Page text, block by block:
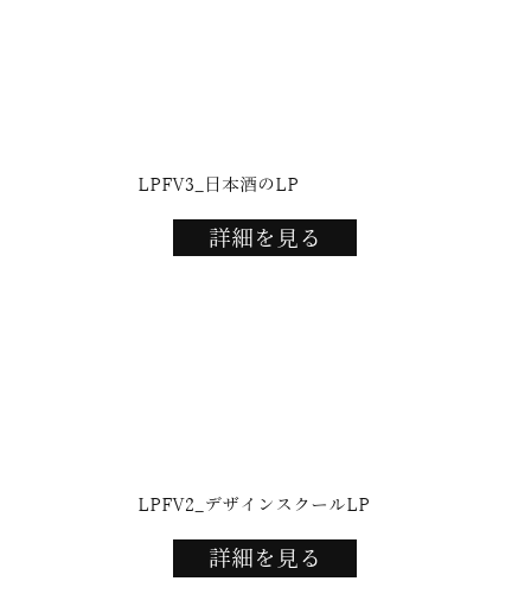
LPFV3_日本酒のLP
詳細を見る
LPFV2_デザインスクールLP
詳細を見る